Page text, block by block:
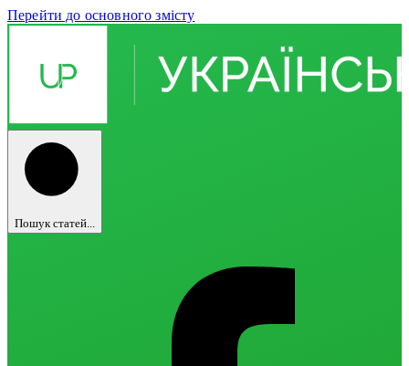
Перейти до основного змісту
Пошук статей...